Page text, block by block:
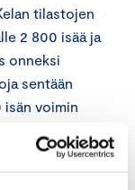
tilastojen
2 800 isää ja
onneksi
sentään
voimin
useita vuosia
ihan validi